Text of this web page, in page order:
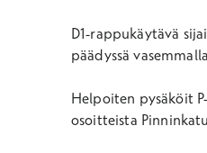
D1-rappukäytävä
päädyssä
Helpoiten pysäköit
osoitteista